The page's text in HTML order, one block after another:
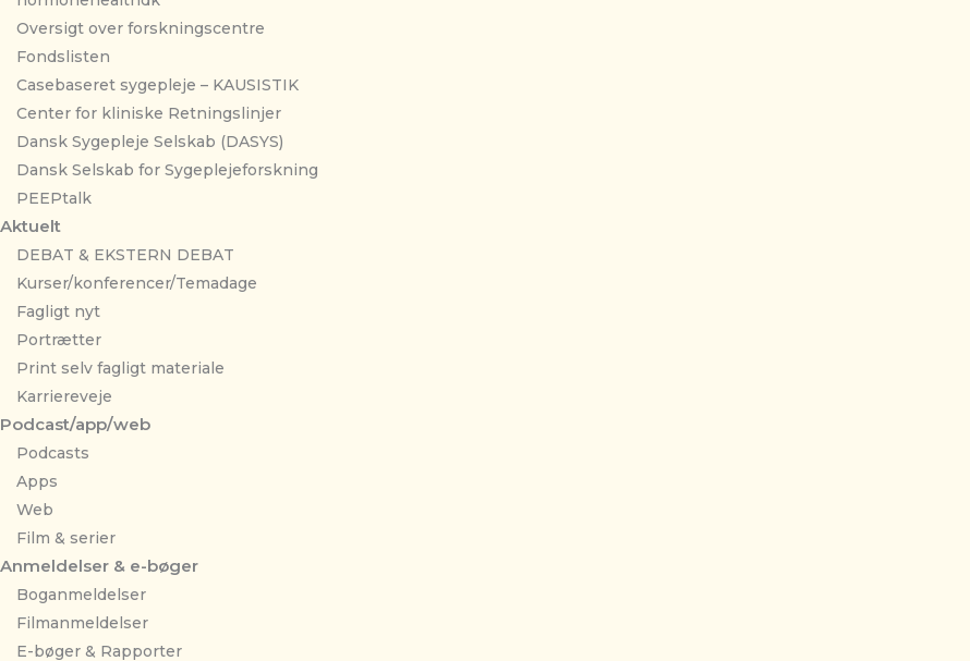
Oversigt over forskningscentre
Fondslisten
Casebaseret sygepleje – KAUSISTIK
Center for kliniske Retningslinjer
Dansk Sygepleje Selskab (DASYS)
Dansk Selskab for Sygeplejeforskning
PEEPtalk
Aktuelt
DEBAT & EKSTERN DEBAT
Kurser/konferencer/Temadage
Fagligt nyt
Portrætter
Print selv fagligt materiale
Karriereveje
Podcast/app/web
Podcasts
Apps
Web
Film & serier
Anmeldelser & e-bøger
Boganmeldelser
Filmanmeldelser
E-bøger & Rapporter